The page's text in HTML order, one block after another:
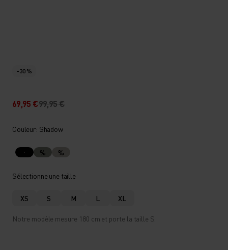
-30 %
69,95 €99,95 €
Couleur: Shadow
% %
Sélectionne une taille
XS S M L XL
Notre modèle mesure 180 cm et porte la taille S.